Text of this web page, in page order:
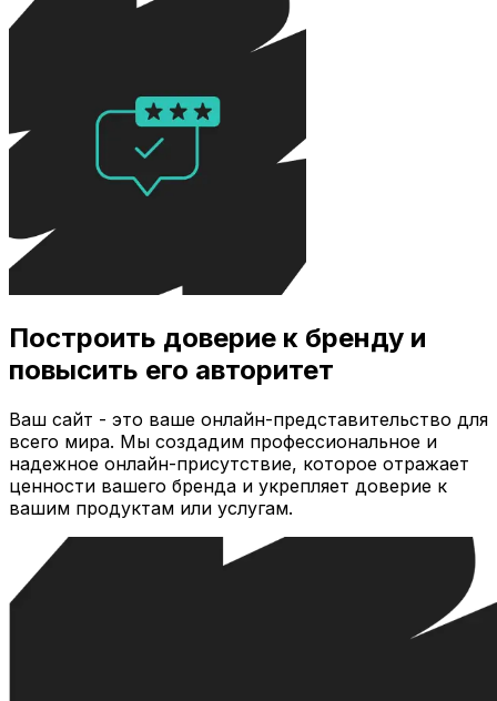
Построить доверие к бренду и
повысить его авторитет
Ваш сайт - это ваше онлайн-представительство для
всего мира. Мы создадим профессиональное и
надежное онлайн-присутствие, которое отражает
ценности вашего бренда и укрепляет доверие к
вашим продуктам или услугам.